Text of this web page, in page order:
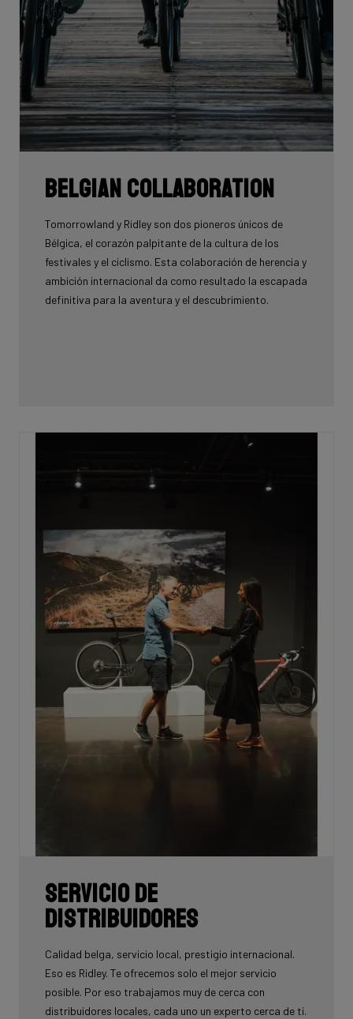
Belgian collaboration
Tomorrowland y Ridley son dos pioneros únicos de
Bélgica, el corazón palpitante de la cultura de los
festivales y el ciclismo. Esta colaboración de herencia y
ambición internacional da como resultado la escapada
definitiva para la aventura y el descubrimiento.
Servicio de
Distribuidores
Calidad belga, servicio local, prestigio internacional.
Eso es Ridley. Te ofrecemos solo el mejor servicio
posible. Por eso trabajamos muy de cerca con
distribuidores locales, cada uno un experto cerca de ti.